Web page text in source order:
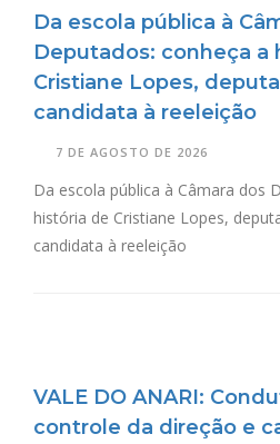
Da escola pública à
Deputados: conheça a
Cristiane Lopes,
candidata à reeleição
7 DE AGOSTO DE 2026
Da escola pública à Câmara dos
história de Cristiane Lopes,
candidata à reeleição
VALE DO ANARI:
controle da direção e